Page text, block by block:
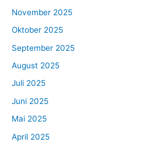
November 2025
Oktober 2025
September 2025
August 2025
Juli 2025
Juni 2025
Mai 2025
April 2025